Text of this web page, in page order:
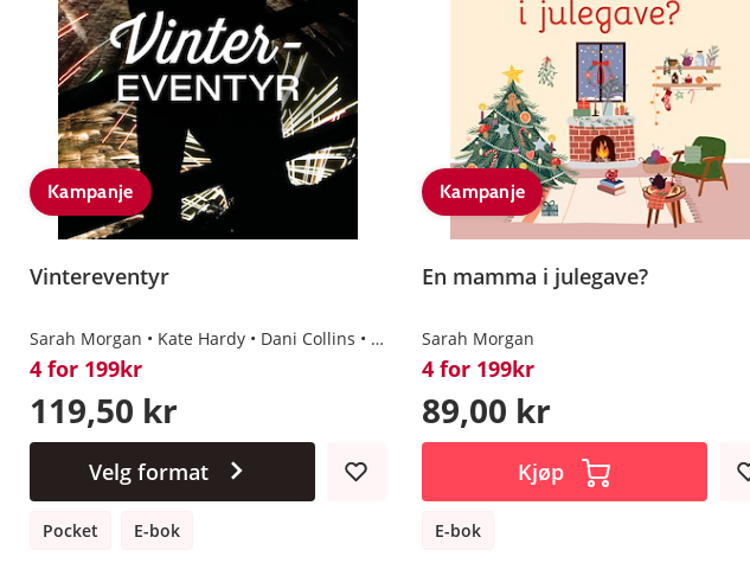
Kampanje
Vintereventyr
Sarah Morgan Kate Hardy Dani Collins Rachael Thomas
4 for 199kr
119,50 kr
Velg format
Pocket E-bok
Kampanje
En mamma i julegave?
Sarah Morgan
4 for 199kr
89,00 kr
Kjøp
E-bok